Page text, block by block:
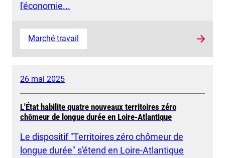
l'économie...
Marché travail
26 mai 2025
L'État habilite quatre nouveaux territoires zéro
chômeur de longue durée en Loire-Atlantique
Le dispositif "Territoires zéro chômeur de
longue durée" s'étend en Loire-Atlantique